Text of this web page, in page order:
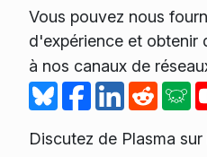
Vous pouvez nous
d'expérience et obtenir
à nos canaux de
Discutez de Plasma sur